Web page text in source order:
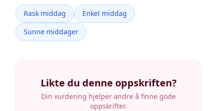
Rask middag
Enkel middag
Sunne middager
Likte du denne oppskriften?
Din vurdering hjelper andre å finne gode
oppskrifter.